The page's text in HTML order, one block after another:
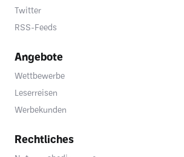
Twitter
RSS-Feeds
Angebote
Wettbewerbe
Leserreisen
Werbekunden
Rechtliches